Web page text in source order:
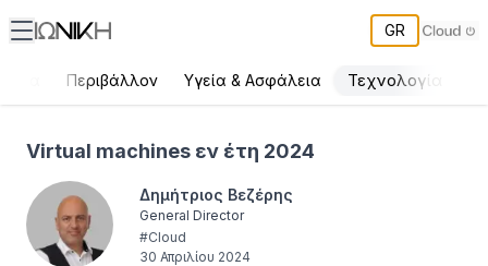
GR
Περιβάλλον Υγεία & Ασφάλεια Τεχνολογία
Virtual machines εν έτη 2024
Δημήτριος Βεζέρης
General Director
#Cloud
30 Απριλίου 2024